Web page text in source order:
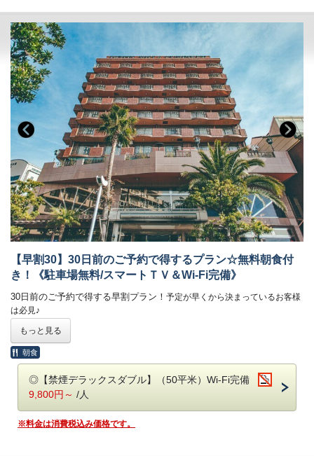
い）
※曜日・時間帯によっては混み合いますのでご了承ください。
◎全室50インチスマートテレビ導入！
◎JR浜松駅からタクシーで約5分！（徒歩では約15分）
◎ロビーの漫画コーナーは話題作＆最新作をラインナップ！
◎セルフサービス式ドリンクコーナーあり《7：00～23：00》
※アルコールは《18：00～20：00》お1人様1杯まで
【領収書ポリシー】
◎領収・明細書には部屋番号と支払項目が記載されます。
◎事前決済、後日請求などの場合は領収書の発行はできません。
【早割30】30日前のご予約で得するプラン☆無料朝食付
き！《駐車場無料/スマートＴＶ＆Wi-Fi完備》
30日前のご予約で得する早割プラン！ 予定が早くから決まっているお客様
は必見♪
【ホテルのご案内】
◎無料朝食バイキング付き《6：30～9：00》
◎駐車場無料（トラックなどの大型車両に関しては予めご連絡くださ
※曜日・時間帯によっては混み合いますのでご了承ください。
◎全室50インチスマートテレビ導入！
もっと見る
朝食
◎【禁煙デラックスダブル】（50平米）Wi-Fi完備
9,800円～ /人
※料金は消費税込み価格です。